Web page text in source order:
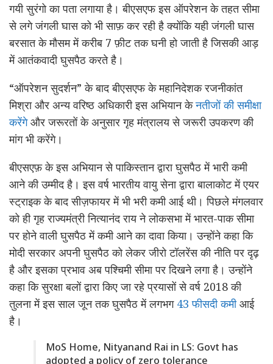
गयी सुरंगो का पता लगाया है। बीएसएफ इस ऑपरेशन के तहत सीमा
से लगे जंगली घास को भी साफ़ कर रही है क्योंकि यही जंगली घास
बरसात के मौसम में करीब 7 फ़ीट तक घनी हो जाती है जिसकी आड़
में आतंकवादी घुसपैठ करते है।
“ऑपरेशन सुदर्शन” के बाद बीएसएफ के महानिदेशक रजनीकांत
मिश्रा और अन्य वरिष्ठ अधिकारी इस अभियान केनतीजों की समीक्षा
करेंगेऔर जरूरतों के अनुसार गृह मंत्रालय से जरूरी उपकरण की
मांग भी करेंगे।
बीएसएफ़ के इस अभियान से पाकिस्तान द्वारा घुसपैठ में भारी कमी
आने की उम्मीद है। इस वर्ष भारतीय वायु सेना द्वारा बालाकोट में एयर
स्ट्राइक के बाद सीज़फायर में भी भरी कमी आई थी। पिछले मंगलवार
को ही गृह राज्यमंत्री नित्यानंद राय ने लोकसभा में भारत-पाक सीमा
पर होने वाली घुसपैठ में कमी आने का दावा किया। उन्होंने कहा कि
मोदी सरकार अपनी घुसपैठ को लेकर जीरो टॉलरेंस की नीति पर दृढ़
है और इसका प्रभाव अब पश्चिमी सीमा पर दिखने लगा है। उन्होंने
कहा कि सुरक्षा बलों द्वारा किए जा रहे प्रयासों से वर्ष 2018 की
तुलना में इस साल जून तक घुसपैठ में लगभग 43 फीसदी कमीआई
है।
MoS Home, Nityanand Rai in LS: Govt has
adopted a policy of zero tolerance